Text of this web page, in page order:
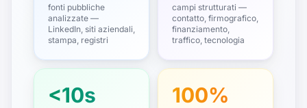
fonti pubbliche
analizzate —
LinkedIn, siti aziendali,
stampa, registri
campi strutturati —
contatto, firmografico,
finanziamento,
traffico, tecnologia
<10s 100%